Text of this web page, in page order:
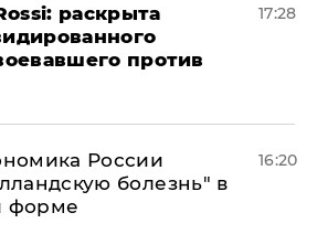
раскрыта
против
17:28
России
болезнь" в
форме
16:20